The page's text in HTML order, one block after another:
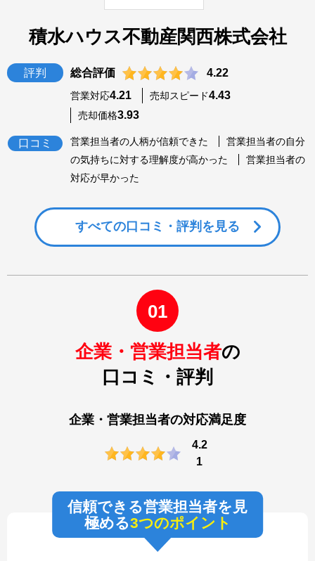
積水ハウス不動産関西株式会社
評判 総合評価 4.22
営業対応4.21 売却スピード4.43
売却価格3.93
口コミ 営業担当者の人柄が信頼できた
営業担当者の自分
の気持ちに対する理解度が高かった
営業担当者の
対応が早かった
すべての 口コミ・評判を見る
01
企業・営業担当者の
口コミ・評判
企業・営業担当者の対応満足度
4.2
1
信頼できる営業担当者を見
極める3つのポイント